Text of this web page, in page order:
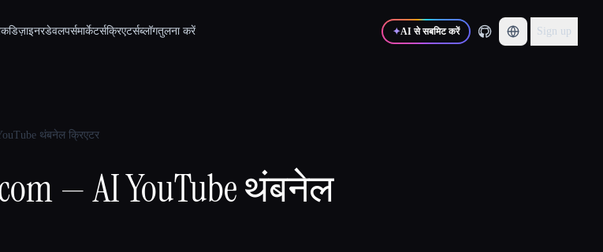
डिज़ाइनरडेवलपर्समार्केटर्सक्रिएटर्सब्लॉगतुलना करें ✦AI से सबमिट करें Sign up
थंबनेल क्रिएटर
— AI YouTube थंबनेल